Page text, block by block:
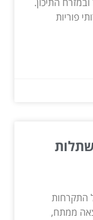
פוריות
התקרחות
ממתח,